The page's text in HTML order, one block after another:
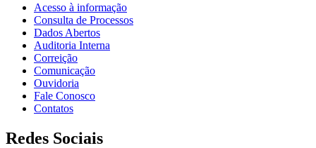
Acesso à informação
Consulta de Processos
Dados Abertos
Auditoria Interna
Correição
Comunicação
Ouvidoria
Fale Conosco
Contatos
Redes Sociais